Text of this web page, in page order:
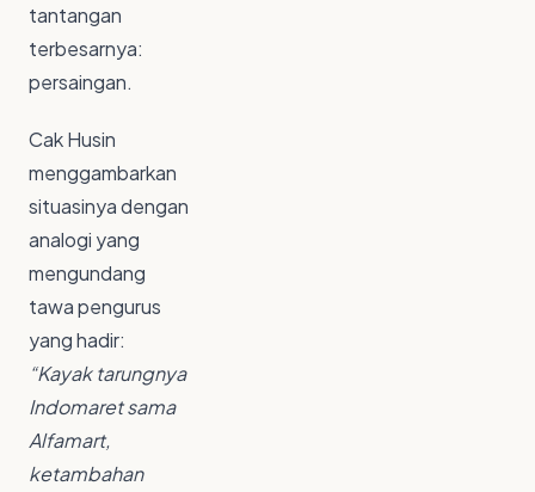
tantangan
terbesarnya:
persaingan.
Cak Husin
menggambarkan
situasinya dengan
analogi yang
mengundang
tawa pengurus
yang hadir:
“Kayak tarungnya
Indomaret sama
Alfamart,
ketambahan